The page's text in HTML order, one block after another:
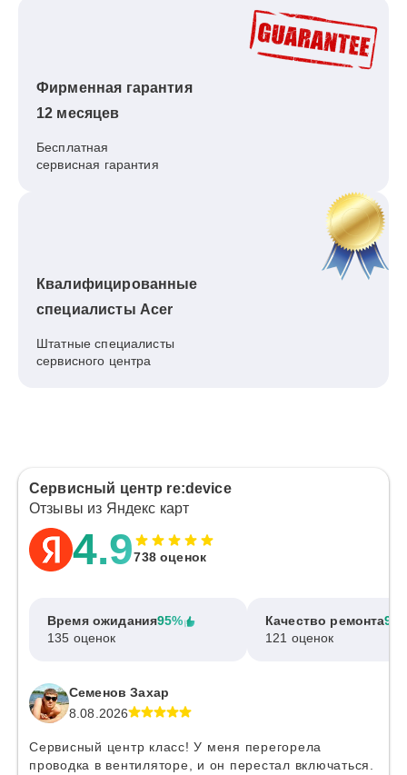
Фирменная гарантия
12 месяцев
Бесплатная
сервисная гарантия
Квалифицированные
специалисты Acer
Штатные специалисты
сервисного центра
Сервисный центр re:device
Отзывы из Яндекс карт
4.9738 оценок
Время ожидания95%
135 оценок
Качество ремонта
121 оценок
Семенов Захар
8.08.2026
Сервисный центр класс! У меня перегорела
проводка в вентиляторе, и он перестал включаться.